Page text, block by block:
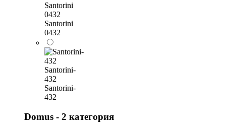
Santorini
0432
Santorini
0432
Santorini-
432
Santorini-
432
Domus - 2 категория